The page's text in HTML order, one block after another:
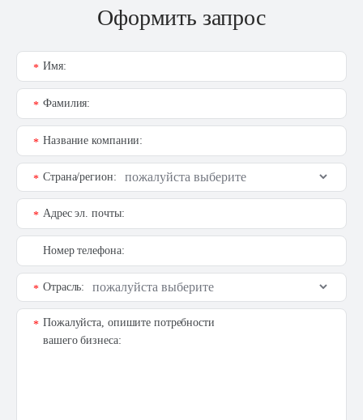
Оформить запрос
Имя:
*
Фамилия:
*
Название компании:
*
Страна/регион:
*
Адрес эл. почты:
*
Номер телефона:
Отрасль:
*
Пожалуйста, опишите потребности
вашего бизнеса:
*